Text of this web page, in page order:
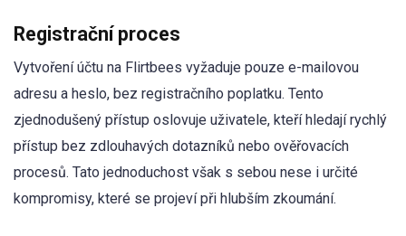
Registrační proces
Vytvoření účtu na Flirtbees vyžaduje pouze e-mailovou
adresu a heslo, bez registračního poplatku. Tento
zjednodušený přístup oslovuje uživatele, kteří hledají rychlý
přístup bez zdlouhavých dotazníků nebo ověřovacích
procesů. Tato jednoduchost však s sebou nese i určité
kompromisy, které se projeví při hlubším zkoumání.